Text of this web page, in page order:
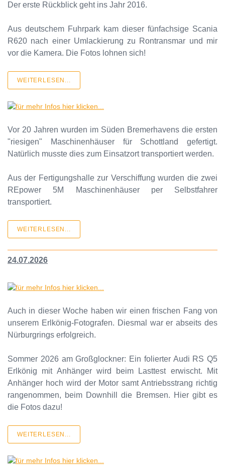
Der erste Rückblick geht ins Jahr 2016.
Aus deutschem Fuhrpark kam dieser fünfachsige Scania
R620 nach einer Umlackierung zu Rontransmar und mir
vor die Kamera. Die Fotos lohnen sich!
WEITERLESEN...
Vor 20 Jahren wurden im Süden Bremerhavens die ersten
"riesigen" Maschinenhäuser für Schottland gefertigt.
Natürlich musste dies zum Einsatzort transportiert werden.
Aus der Fertigungshalle zur Verschiffung wurden die zwei
REpower 5M Maschinenhäuser per Selbstfahrer
transportiert.
WEITERLESEN...
24.07.2026
Auch in dieser Woche haben wir einen frischen Fang von
unserem Erlkönig-Fotografen. Diesmal war er abseits des
Nürburgrings erfolgreich.
Sommer 2026 am Großglockner: Ein folierter Audi RS Q5
Erlkönig mit Anhänger wird beim Lasttest erwischt. Mit
Anhänger hoch wird der Motor samt Antriebsstrang richtig
rangenommen, beim Downhill die Bremsen. Hier gibt es
die Fotos dazu!
WEITERLESEN...